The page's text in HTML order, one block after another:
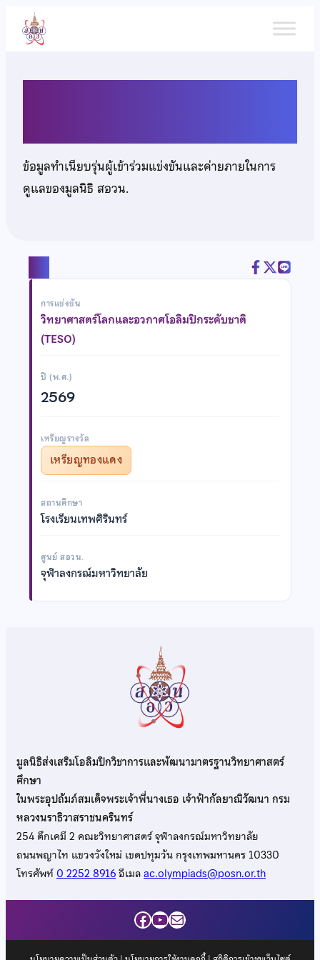
เนื้อหา
ข้อมูลทำเนียบรุ่นผู้เข้าร่วมแข่งขันและค่ายภายในการ
ดูแลของมูลนิธิ สอวน.
การแข่งขัน
วิทยาศาสตร์โลกและอวกาศโอลิมปิกระดับชาติ
(TESO)
ปี (พ.ศ.)
2569
เหรียญรางวัล
เหรียญทองแดง
สถานศึกษา
โรงเรียนเทพศิรินทร์
ศูนย์ สอวน.
จุฬาลงกรณ์มหาวิทยาลัย
มูลนิธิส่งเสริมโอลิมปิกวิชาการและพัฒนามาตรฐานวิทยาศาสตร์
ศึกษา
ในพระอุปถัมภ์สมเด็จพระเจ้าพี่นางเธอ เจ้าฟ้ากัลยาณิวัฒนา กรม
หลวงนราธิวาสราชนครินทร์
254 ตึกเคมี 2 คณะวิทยาศาสตร์ จุฬาลงกรณ์มหาวิทยาลัย
ถนนพญาไท แขวงวังใหม่ เขตปทุมวัน กรุงเทพมหานคร 10330
โทรศัพท์0 2252 8916อีเมลac.olympiads@posn.or.th
Facebook
YouTube
Mail